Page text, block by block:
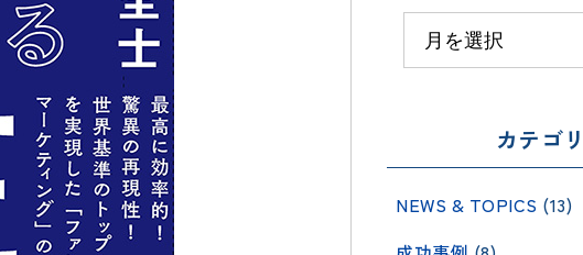
カテゴ
NEWS & TOPICS (13)